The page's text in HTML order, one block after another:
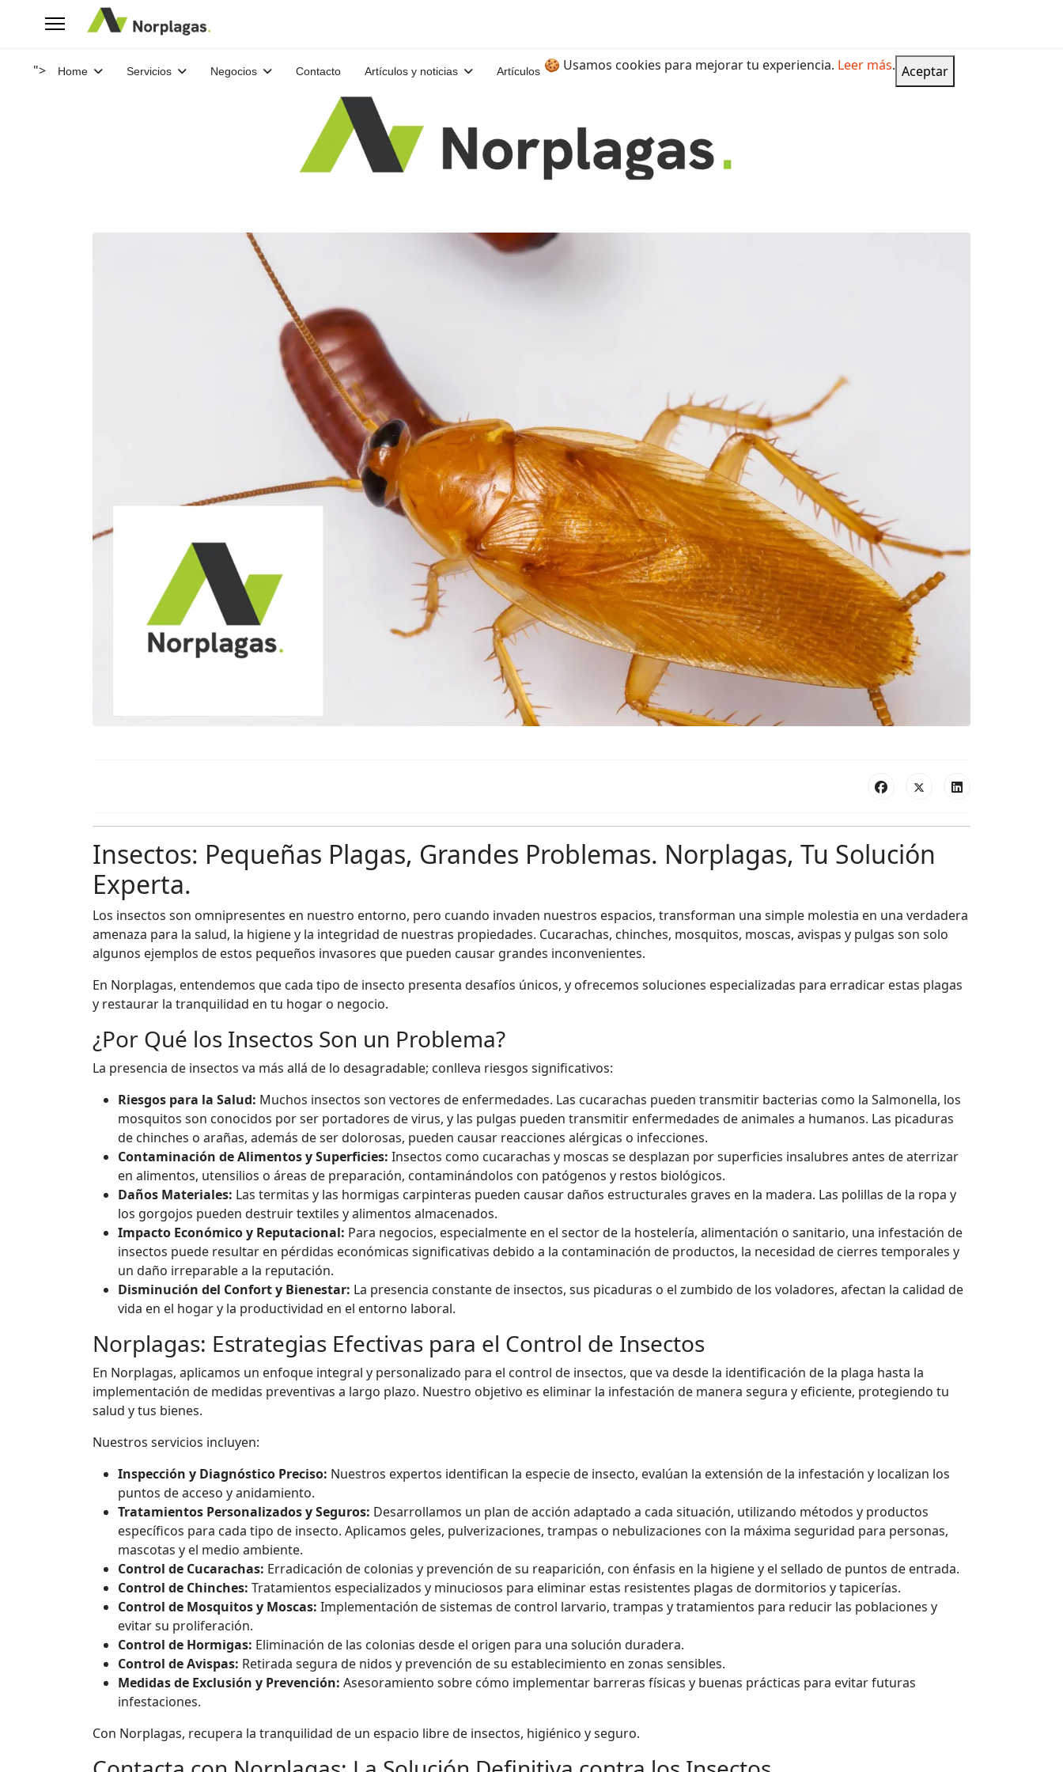
"> Home Servicios Negocios Contacto Artículos y noticias Artículos 🍪 Usamos cookies para mejorar tu experiencia. Leer más. Aceptar
Insectos: Pequeñas Plagas, Grandes Problemas. Norplagas, Tu Solución
Experta.
Los insectos son omnipresentes en nuestro entorno, pero cuando invaden nuestros espacios, transforman una simple molestia en una verdadera
amenaza para la salud, la higiene y la integridad de nuestras propiedades. Cucarachas, chinches, mosquitos, moscas, avispas y pulgas son solo
algunos ejemplos de estos pequeños invasores que pueden causar grandes inconvenientes.
En Norplagas, entendemos que cada tipo de insecto presenta desafíos únicos, y ofrecemos soluciones especializadas para erradicar estas plagas
y restaurar la tranquilidad en tu hogar o negocio.
¿Por Qué los Insectos Son un Problema?
La presencia de insectos va más allá de lo desagradable; conlleva riesgos significativos:
Riesgos para la Salud: Muchos insectos son vectores de enfermedades. Las cucarachas pueden transmitir bacterias como la Salmonella, los
mosquitos son conocidos por ser portadores de virus, y las pulgas pueden transmitir enfermedades de animales a humanos. Las picaduras
de chinches o arañas, además de ser dolorosas, pueden causar reacciones alérgicas o infecciones.
Contaminación de Alimentos y Superficies: Insectos como cucarachas y moscas se desplazan por superficies insalubres antes de aterrizar
en alimentos, utensilios o áreas de preparación, contaminándolos con patógenos y restos biológicos.
Daños Materiales: Las termitas y las hormigas carpinteras pueden causar daños estructurales graves en la madera. Las polillas de la ropa y
los gorgojos pueden destruir textiles y alimentos almacenados.
Impacto Económico y Reputacional: Para negocios, especialmente en el sector de la hostelería, alimentación o sanitario, una infestación de
insectos puede resultar en pérdidas económicas significativas debido a la contaminación de productos, la necesidad de cierres temporales y
un daño irreparable a la reputación.
Disminución del Confort y Bienestar: La presencia constante de insectos, sus picaduras o el zumbido de los voladores, afectan la calidad de
vida en el hogar y la productividad en el entorno laboral.
Norplagas: Estrategias Efectivas para el Control de Insectos
En Norplagas, aplicamos un enfoque integral y personalizado para el control de insectos, que va desde la identificación de la plaga hasta la
implementación de medidas preventivas a largo plazo. Nuestro objetivo es eliminar la infestación de manera segura y eficiente, protegiendo tu
salud y tus bienes.
Nuestros servicios incluyen:
Inspección y Diagnóstico Preciso: Nuestros expertos identifican la especie de insecto, evalúan la extensión de la infestación y localizan los
puntos de acceso y anidamiento.
Tratamientos Personalizados y Seguros: Desarrollamos un plan de acción adaptado a cada situación, utilizando métodos y productos
específicos para cada tipo de insecto. Aplicamos geles, pulverizaciones, trampas o nebulizaciones con la máxima seguridad para personas,
mascotas y el medio ambiente.
Control de Cucarachas: Erradicación de colonias y prevención de su reaparición, con énfasis en la higiene y el sellado de puntos de entrada.
Control de Chinches: Tratamientos especializados y minuciosos para eliminar estas resistentes plagas de dormitorios y tapicerías.
Control de Mosquitos y Moscas: Implementación de sistemas de control larvario, trampas y tratamientos para reducir las poblaciones y
evitar su proliferación.
Control de Hormigas: Eliminación de las colonias desde el origen para una solución duradera.
Control de Avispas: Retirada segura de nidos y prevención de su establecimiento en zonas sensibles.
Medidas de Exclusión y Prevención: Asesoramiento sobre cómo implementar barreras físicas y buenas prácticas para evitar futuras
infestaciones.
Con Norplagas, recupera la tranquilidad de un espacio libre de insectos, higiénico y seguro.